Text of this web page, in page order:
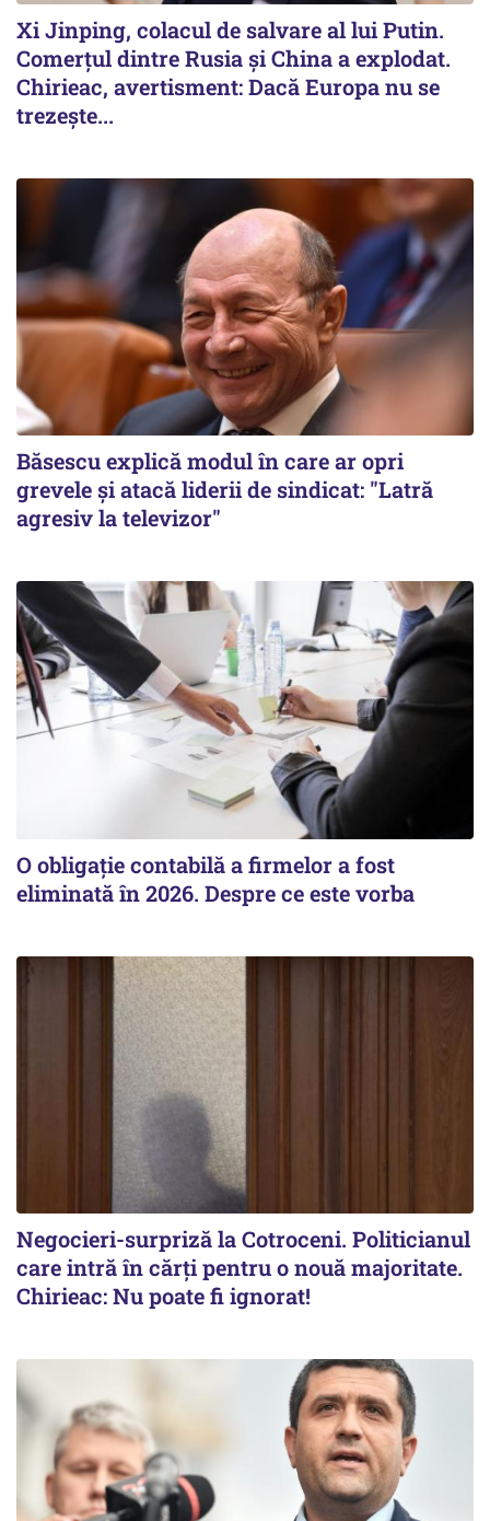
Xi Jinping, colacul de salvare al lui Putin.
Comerțul dintre Rusia și China a explodat.
Chirieac, avertisment: Dacă Europa nu se
trezește...
Băsescu explică modul în care ar opri
grevele și atacă liderii de sindicat: "Latră
agresiv la televizor"
O obligație contabilă a firmelor a fost
eliminată în 2026. Despre ce este vorba
Negocieri-surpriză la Cotroceni. Politicianul
care intră în cărți pentru o nouă majoritate.
Chirieac: Nu poate fi ignorat!